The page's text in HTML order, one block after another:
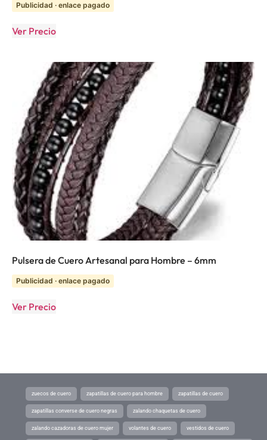
Publicidad · enlace pagado
Ver Precio
Pulsera de Cuero Artesanal para Hombre – 6mm
Publicidad · enlace pagado
Ver Precio
zuecos de cuero zapatillas de cuero para hombre zapatillas de cuero
zapatillas converse de cuero negras zalando chaquetas de cuero
zalando cazadoras de cuero mujer volantes de cuero vestidos de cuero